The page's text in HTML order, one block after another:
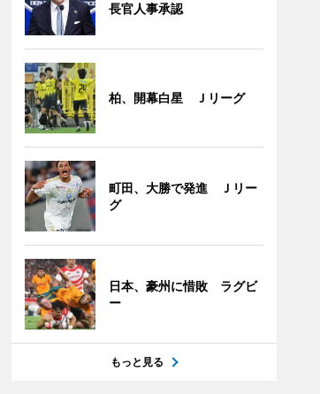
長官人事承認
柏、開幕白星 Ｊリーグ
町田、大勝で発進 Ｊリー
グ
日本、豪州に惜敗 ラグビ
ー
もっと見る